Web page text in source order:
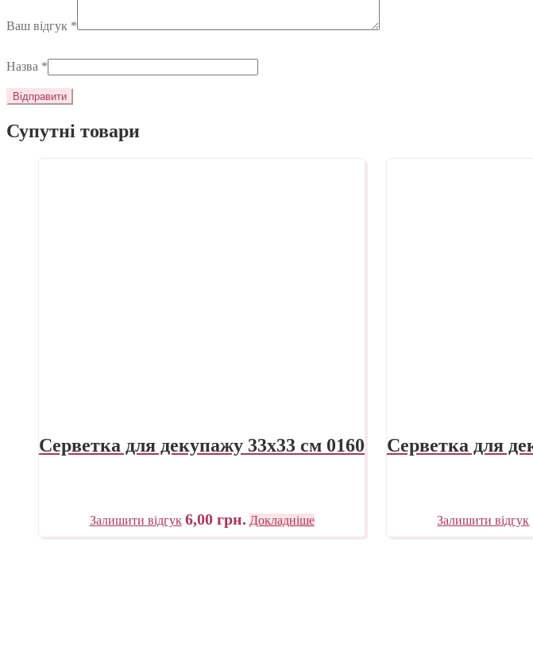
Ваш відгук *
Назва *
Супутні товари
Серветка для декупажу 33х33 см 0160
Залишити відгук 6,00 грн. Докладніше
Серветка для
Залишити відгук